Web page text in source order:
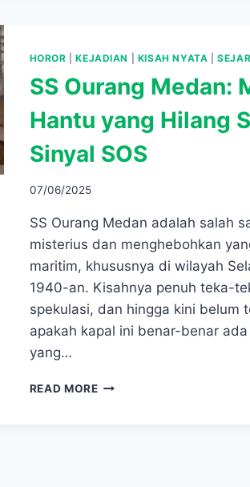
MENYIMPAN
GAIB
HOROR |KEJADIAN KISAH NYATA |
SS Ourang Medan:
Hantu yang Hilang
Sinyal SOS
07/06/2025
SS Ourang Medan adalah salah
misterius dan menghebohkan
maritim, khususnya di wilayah
1940-an. Kisahnya penuh teka-
spekulasi, dan hingga kini belum
apakah kapal ini benar-benar
yang…
READ MORESS